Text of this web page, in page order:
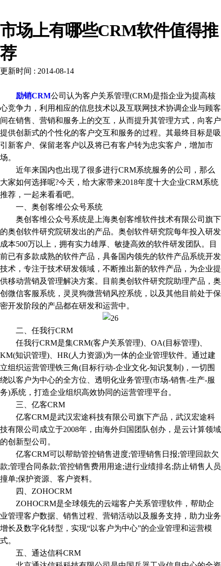
市场上有哪些CRM软件值得推
荐
更新时间 : 2014-08-14
励销CRM公司认为客户关系管理(CRM)是指企业为提高核
心竞争力，利用相应的信息技术以及互联网技术协调企业与顾客
间在销售、营销和服务上的交互，从而提升其管理方式，向客户
提供创新式的个性化的客户交互和服务的过程。其最终目标是吸
引新客户、保留老客户以及将已有客户转为忠实客户，增加市
场。
近年来国内也出现了很多进行CRM系统服务的公司，那么
大家如何选择呢?今天，给大家带来2018年度十大企业CRM系统
推荐，一起来看看吧。
一、奥创客维公众号系统
奥创客维公众号系统是上海奥创客维软件技术有限公司旗下
的奥创软件研究院研发出的产品。奥创软件研究院每年投入研发
成本500万以上，拥有实力雄厚、敏捷高效的软件研发团队。目
前已有多款成熟的软件产品，具备国内领先的软件产品系统开发
技术，专注于技术研发领域，不断推出新的软件产品，为企业提
供移动营销及管理解决方案。目前奥创软件研究院助理产品，奥
创微信客服系统，灵灵狗微营销风控系统，以及其他目前处于保
密开发阶段的产品都在研发和运营中。
二、任我行CRM
任我行CRM是集CRM(客户关系管理)、OA(目标管理)、
KM(知识管理)、HR(人力资源)为一体的企业管理软件。通过建
立组织运营管理铁三角(目标行动-企业文化-知识复制)，一切围
绕以客户为中心的全方位、透明化业务管理(市场-销售-生产-服
务)系统，打造企业组织高效协同的运营管理平台。
三、亿客CRM
亿客CRM是武汉宏途科技有限公司旗下产品，武汉宏途科
技有限公司成立于2008年，由海外归国团队创办，是云计算领域
的创新型公司。
亿客CRM可以帮助管控销售进度;管理销售日报;管理回款欠
款;管理合同条款;管控销售费用用途;进行业绩排名;防止销售人员
撞单;保护资源、客户资料。
四、ZOHOCRM
ZOHOCRM是全球领先的云端客户关系管理软件，帮助企
业管理客户数据、销售过程、营销活动以及服务支持，助力业务
增长及数字化转型，实现“以客户为中心”的企业管理和运营模
式。
五、通达信科CRM